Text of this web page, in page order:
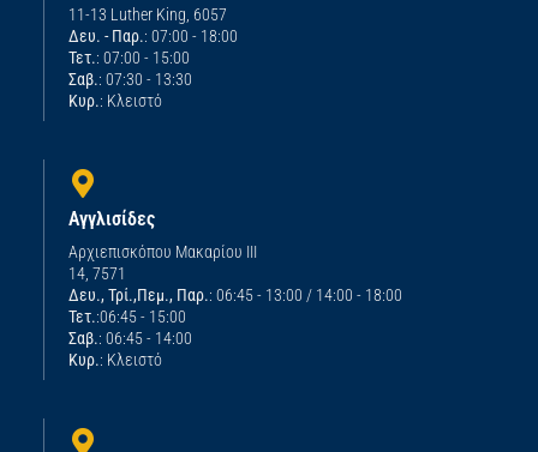
11-13 Luther King, 6057
Δευ. - Παρ.: 07:00 - 18:00
Τετ.: 07:00 - 15:00
Σαβ.: 07:30 - 13:30
Κυρ.: Κλειστό
Αγγλισίδες
Αρχιεπισκόπου Μακαρίου ΙΙΙ
14, 7571
Δευ., Τρί.,Πεμ., Παρ.: 06:45 - 13:00 / 14:00 - 18:00
Τετ.:06:45 - 15:00
Σαβ.: 06:45 - 14:00
Κυρ.: Κλειστό